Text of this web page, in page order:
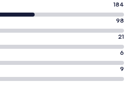
184
98
21
6
9